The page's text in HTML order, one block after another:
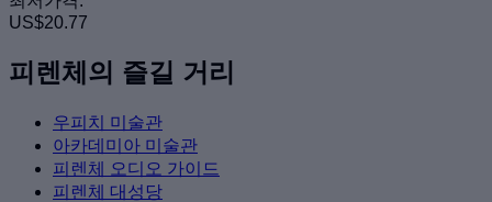
US$20.77
피렌체의 즐길 거리
우피치 미술관
아카데미아 미술관
피렌체 오디오 가이드
피렌체 대성당